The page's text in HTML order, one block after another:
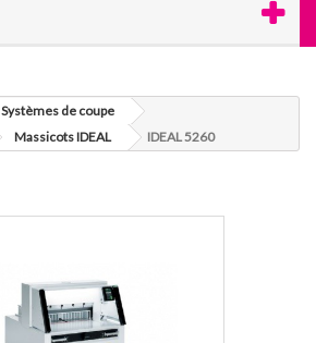
Systèmes de coupe
Massicots IDEAL IDEAL 5260